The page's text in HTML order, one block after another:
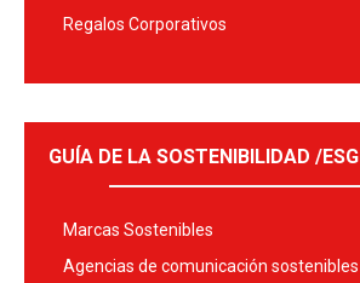
Regalos Corporativos
GUÍA DE LA SOSTENIBILIDAD /ESG
Marcas Sostenibles
Agencias de comunicación sostenibles